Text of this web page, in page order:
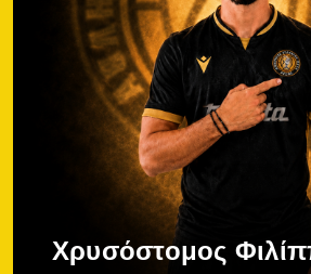
Χρυσόστομος